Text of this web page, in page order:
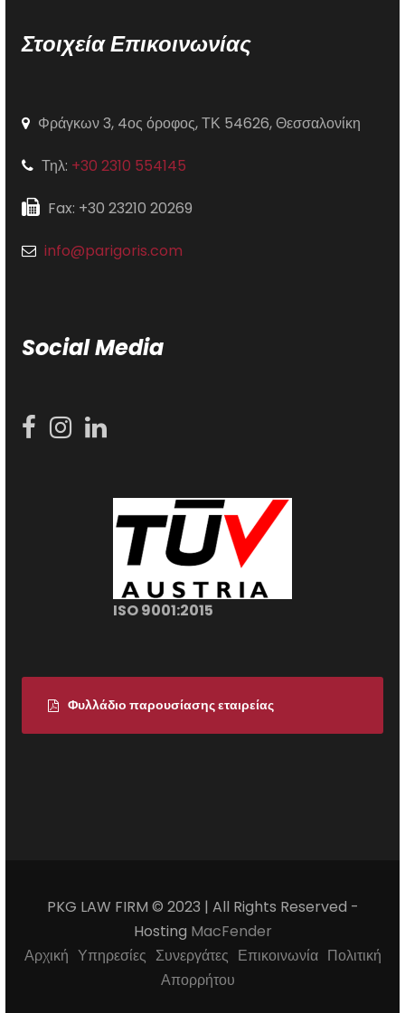
Στοιχεία Επικοινωνίας
Φράγκων 3, 4ος όροφος, ΤΚ 54626, Θεσσαλονίκη
Τηλ: +30 2310 554145
Fax: +30 23210 20269
info@parigoris.com
Social Media
ISO 9001:2015
Φυλλάδιο παρουσίασης εταιρείας
PKG LAW FIRM © 2023 | All Rights Reserved -
Hosting MacFender
Αρχική Υπηρεσίες Συνεργάτες Επικοινωνία Πολιτική
Απορρήτου